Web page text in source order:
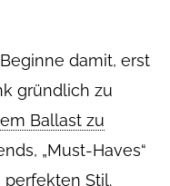
damit, erst
gründlich zu
Ballast zu
„Must-Haves“
Stil.